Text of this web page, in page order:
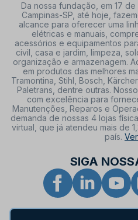
Da nossa fundação, em 17
Campinas-SP, até hoje,
alcance para oferecer uma
elétricas e manuais,
acessórios e equipamentos
civil, casa e jardim, limpeza,
organização e armazenagem.
em produtos das melhores
Tramontina, Stihl, Bosch,
Paletrans, dentre outras.
com excelência para
Manutenções, Reparos e
demanda de nossas 4 lojas
virtual, que já atendeu mais de
país.
SIGA